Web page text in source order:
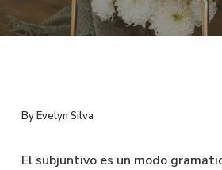
By Evelyn Silva
El subjuntivo es un modo